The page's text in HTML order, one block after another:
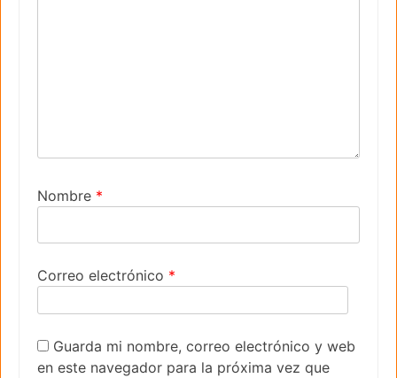
Nombre *
Correo electrónico *
Guarda mi nombre, correo electrónico y web
en este navegador para la próxima vez que